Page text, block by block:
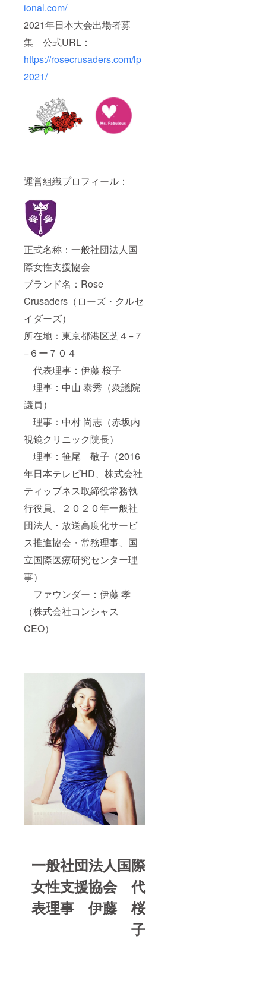
ional.com/
2021年日本大会出場者募
集 公式URL：
https://rosecrusaders.com/lp
2021/
運営組織プロフィール：
正式名称：一般社団法人国
際女性支援協会
ブランド名：Rose
Crusaders（ローズ・クルセ
イダーズ）
所在地：東京都港区芝４−７
−６ー７０４
代表理事：伊藤 桜子
理事：中山 泰秀（衆議院
議員）
理事：中村 尚志（赤坂内
視鏡クリニック院長）
理事：笹尾 敬子（2016
年日本テレビHD、株式会社
ティップネス取締役常務執
行役員、２０２０年一般社
団法人・放送高度化サービ
ス推進協会・常務理事、国
立国際医療研究センター理
事）
ファウンダー：伊藤 孝
（株式会社コンシャス
CEO）
一般社団法人国際
女性支援協会 代
表理事 伊藤 桜
子